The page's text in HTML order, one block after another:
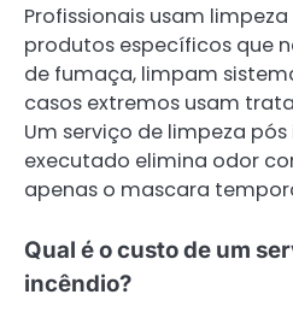
Profissionais usam
produtos específicos que
de fumaça, limpam
casos extremos usam
Um serviço de limpeza
executado elimina odor
apenas o mascara
Qual é o custo de um
incêndio?